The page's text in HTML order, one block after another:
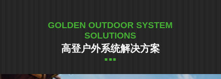
GOLDEN OUTDOOR SYSTEM
SOLUTIONS
高登户外系统解决方案